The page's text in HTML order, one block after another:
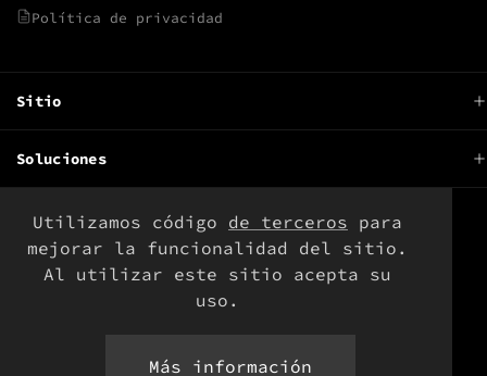
Política de privacidad
Sitio
Software libre
Blog
Soluciones
Automatización
DevOps
RRSS
Utilizamos código de terceros para
mejorar la funcionalidad del sitio.
Al utilizar este sitio acepta su
uso.
Más información